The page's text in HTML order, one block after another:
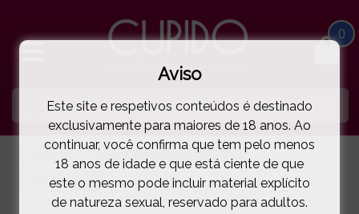
0
MAQUINAS SEXO | BALOIÇOS | VARÕES
MASTERSERIES CRUZ DE SANTO ANDRÉ - MASTERS( 105-AH138 )
Aviso
Este site e respetivos conteúdos é destinado
exclusivamente para maiores de 18 anos. Ao
continuar, você confirma que tem pelo menos
18 anos de idade e que está ciente de que
este o mesmo pode incluir material explícito
de natureza sexual, reservado para adultos.